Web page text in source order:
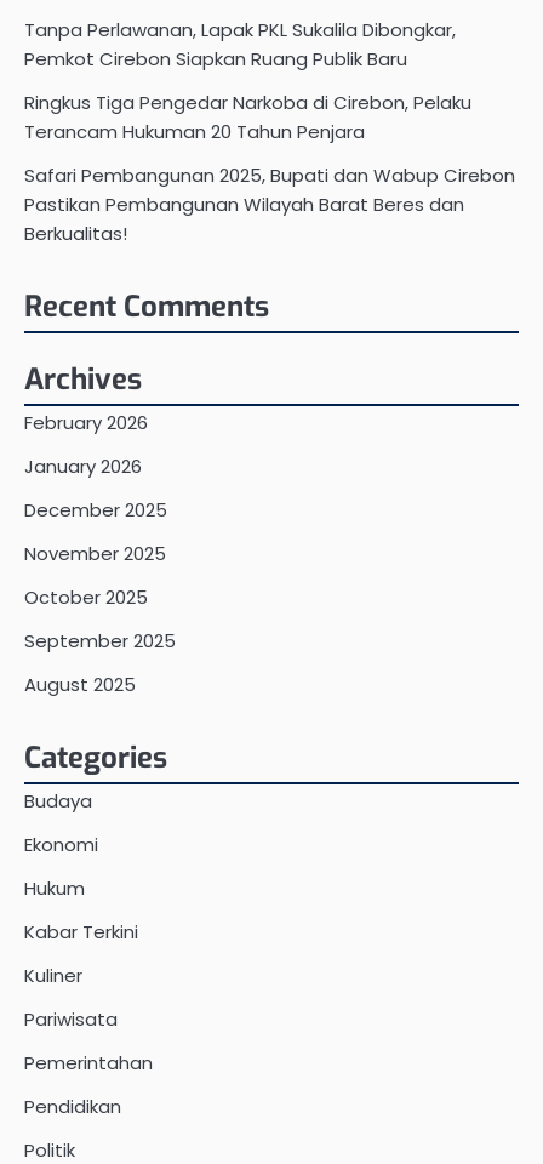
Tanpa Perlawanan, Lapak PKL Sukalila Dibongkar,
Pemkot Cirebon Siapkan Ruang Publik Baru
Ringkus Tiga Pengedar Narkoba di Cirebon, Pelaku
Terancam Hukuman 20 Tahun Penjara
Safari Pembangunan 2025, Bupati dan Wabup Cirebon
Pastikan Pembangunan Wilayah Barat Beres dan
Berkualitas!
Recent Comments
Archives
February 2026
January 2026
December 2025
November 2025
October 2025
September 2025
August 2025
Categories
Budaya
Ekonomi
Hukum
Kabar Terkini
Kuliner
Pariwisata
Pemerintahan
Pendidikan
Politik